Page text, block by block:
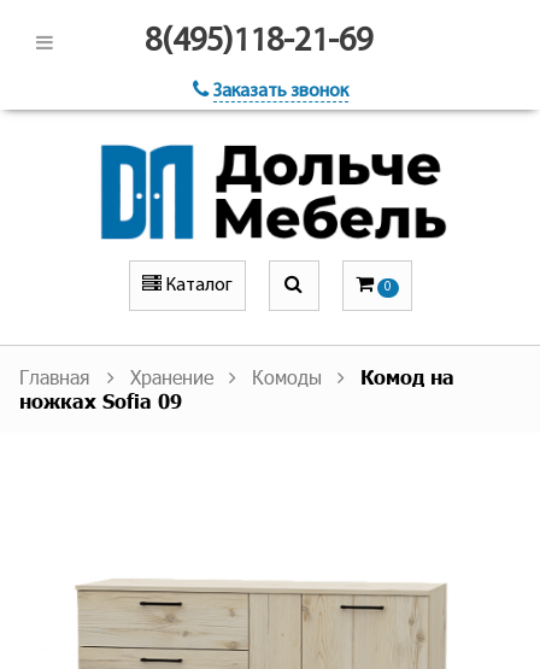
8(495)118-21-69
Заказать звонок
Каталог 0
Главная Хранение Комоды
Комод на
ножках Sofia 09